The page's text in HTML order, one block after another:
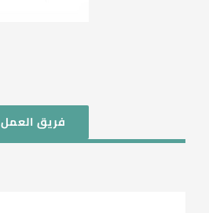
فريق العمل